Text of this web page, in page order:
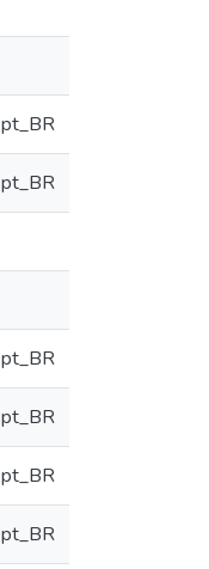
pt_BR
pt_BR
pt_BR
pt_BR
pt_BR
pt_BR